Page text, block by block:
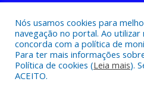
Todos os direitos reservados a
Nós usamos cookies para
navegação no portal. Ao
concorda com a política de
Para ter mais informações
Política de cookies (Leia mais).
ACEITO.